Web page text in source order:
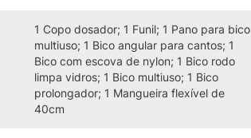
1 Copo dosador; 1 Funil; 1 Pano para bico
multiuso; 1 Bico angular para cantos; 1
Bico com escova de nylon; 1 Bico rodo
limpa vidros; 1 Bico multiuso; 1 Bico
prolongador; 1 Mangueira flexível de
40cm